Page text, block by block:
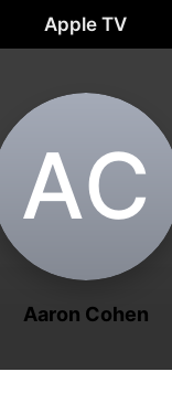
Apple TV
A‌C
Aaron Cohen